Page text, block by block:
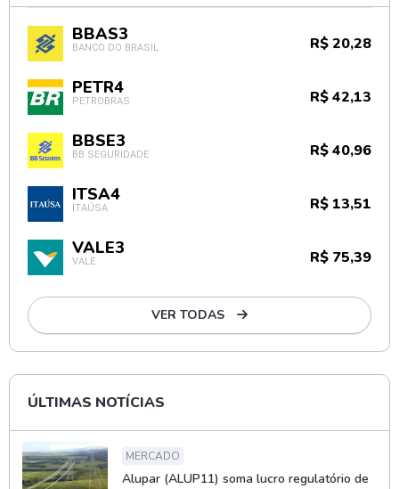
BBAS3
BANCO DO BRASIL R$ 20,28
PETR4
PETROBRAS R$ 42,13
BBSE3
BB SEGURIDADE R$ 40,96
ITSA4
ITAÚSA R$ 13,51
VALE3
VALE R$ 75,39
VER TODAS
ÚLTIMAS NOTÍCIAS
MERCADO
Alupar (ALUP11) soma lucro regulatório de